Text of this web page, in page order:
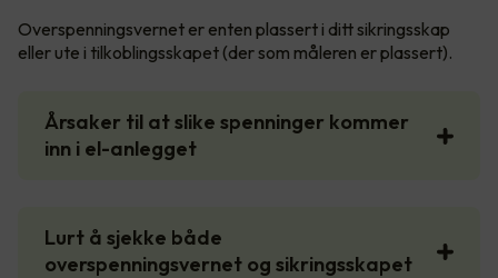
Overspenningsvernet er enten plassert i ditt sikringsskap
eller ute i tilkoblingsskapet (der som måleren er plassert).
Årsaker til at slike spenninger kommer
inn i el-anlegget
Lurt å sjekke både
overspenningsvernet og sikringsskapet